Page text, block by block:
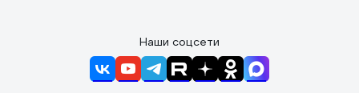
Наши соцсети